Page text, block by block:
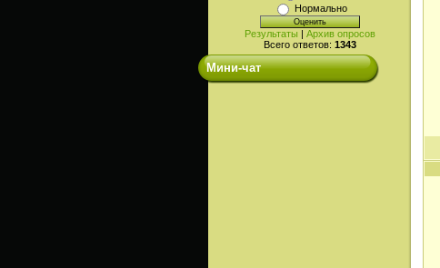
Нормально
Результаты | Архив опросов
Всего ответов: 1343
Мини-чат